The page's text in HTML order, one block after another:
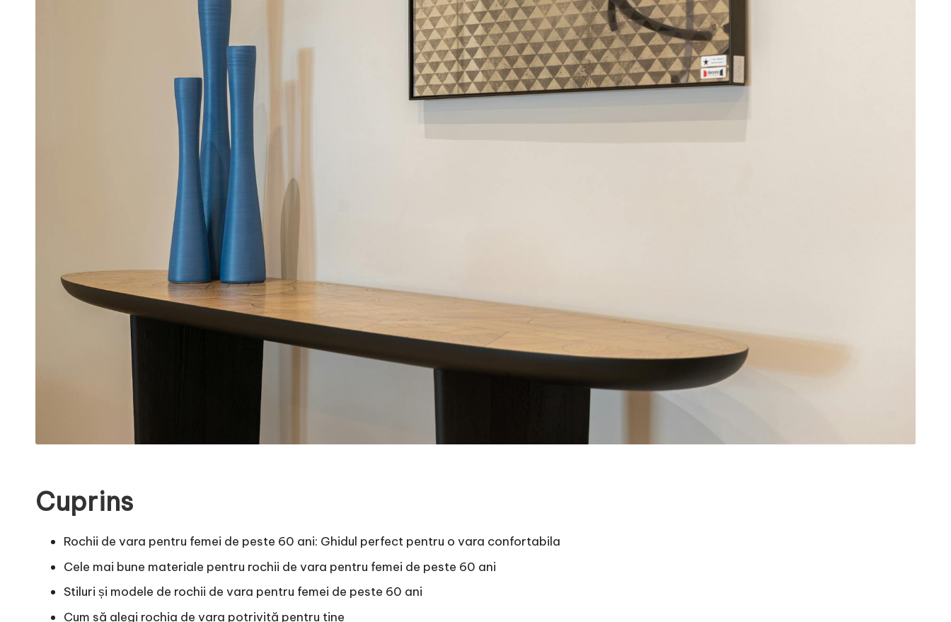
Cuprins
Rochii de vara pentru femei de peste 60 ani: Ghidul perfect pentru o vara confortabila
Cele mai bune materiale pentru rochii de vara pentru femei de peste 60 ani
Stiluri și modele de rochii de vara pentru femei de peste 60 ani
Cum să alegi rochia de vara potrivită pentru tine